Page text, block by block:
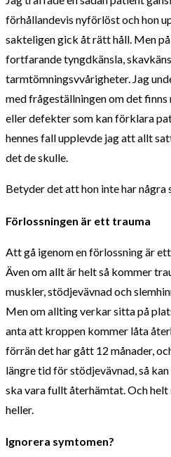
förhållandevis nyförlöst och hon
sakteligen gick åt rätt håll. Men
fortfarande tyngdkänsla,
tarmtömningsvvårigheter. Jag
med frågeställningen om det
eller defekter som kan förklara
hennes fall upplevde jag att allt
det de skulle.
Betyder det att hon inte har
Förlossningen är ett trauma
Att gå igenom en förlossning är
Även om allt är helt så kommer
muskler, stödjevävnad och
Men om allting verkar sitta på
anta att kroppen kommer låta
förrän det har gått 12 månader,
längre tid för stödjevävnad, så
ska vara fullt återhämtat. Och
heller.
Ignorera symtomen?